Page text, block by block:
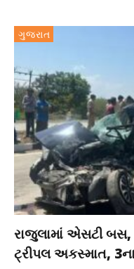
ગુજરાત
રાજુલામાં એસટી
ટ્રીપલ અકસ્માત,